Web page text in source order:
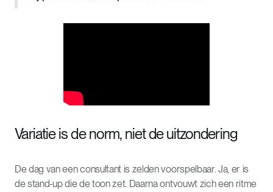
Variatie is de norm, niet de uitzondering
De dag van een consultant is zelden voorspelbaar. Ja, er is
de stand‑up die de toon zet. Daarna ontvouwt zich een ritme